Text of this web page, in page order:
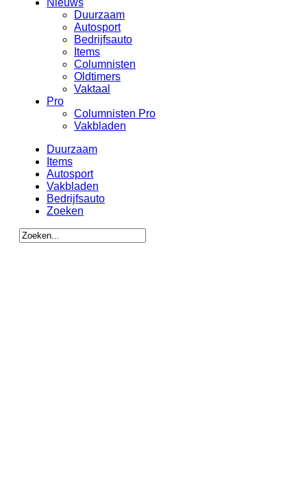
Nieuws
Duurzaam
Autosport
Bedrijfsauto
Items
Columnisten
Oldtimers
Vaktaal
Pro
Columnisten Pro
Vakbladen
Duurzaam
Items
Autosport
Vakbladen
Bedrijfsauto
Zoeken